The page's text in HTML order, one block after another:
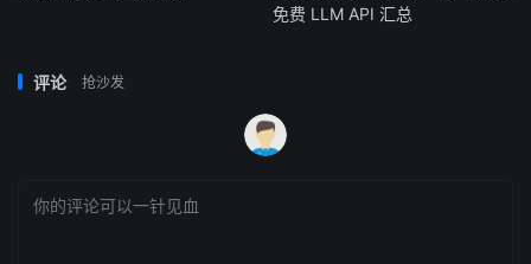
免费 LLM API 汇总
评论 抢沙发